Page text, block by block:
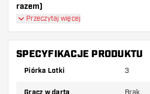
razem)
Piórka Cosmo Darts Fit Air Shunpei
Shape mają długą żywotność. Te
używane tylko z shafty Cosmo Fit.
Dartshopper tip!
Upewnij się, że masz pod ręką dużo
Przeczytaj więcej
SPECYFIKACJE PRODUKTU
Piórka Lotki 3
Brak